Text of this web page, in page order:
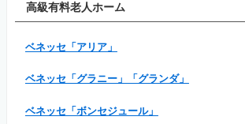
高級有料老人ホーム
ベネッセ「アリア」
ベネッセ「グラニー」「グランダ」
ベネッセ「ボンセジュール」